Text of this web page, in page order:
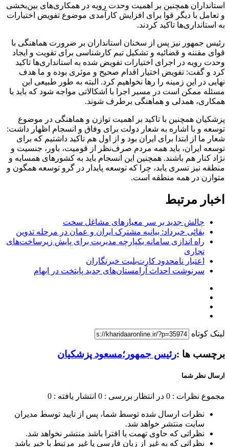
استانداران همچنین بر اهمیت وحدت رویه در همکاری‌های بین‌بخشی
و تعامل با دیگر قوا برای افزایش کارآمدی موضوع تفویض اختیارات
به استانداری‌ها تاکید کردند.
رئیس جمهور نیز پس از سخنان استانداران بر ضرورت هماهنگی با
قوای مقننه و قضائیه و تشکیل تیم کارشناسی برای تقویت و ایجاد
وحدت رویه در اجرای اختیارات تفویض شده به استانداری‌ها تاکید
کرد و گفت: تفویض اختیار اقدام صحیح و موثری بوده و ما هدف
نهایی در این زمینه را رها نخواهیم کرد. البته به طور طبیعی این
مسئله ممکن است در مسیر اجرا با اشکالاتی مواجه شود که باید با
همکاری، همدلی و هماهنگی برطرف شوند.
پزشکیان همچنین با تاکید بر اهمیت توازن و هماهنگی در موضوع
توسعه و با اشاره به شعار دولت برای وفاق و انسجام اظهار داشت:
شعار ما از ابتدا برای ایران بود و از اول هم تاکید داشتیم که برای
توسعه ایران، باید همه مردم صرف‌نظر از قومیت، باور، جنسیت و
نژاد کنار هم باشند. همچنین این انسجام باید به کشورهای همسایه و
منطقه نیز تسری یابد، چرا که توسعه پایدار در گرو توسعه همگون و
متوازن در همه منطقه است.
اخبار مرتبط
چالش جدید بر سر معیارهای مشاغل سخت
بقائی خبرداد: بیانیه مشترک ایران و عمان در مرحله تدوین
راه اندازی سامانه یکپارچه مدیریت برای پایش زیرساخت‌های
تجاری
اعتبار نامحدود کارت‌بلیت خبرنگاران
سرنوشت احداث آرامستان‌های جدید پایتخت در ابهام
لینک کوتاه
برچسب ها :رئیس جمهور؛مسعود پزشکیان
ارسال نظر شما
مجموع نظرات : 0 در انتظار بررسی : 0 انتشار یافته : 0
نظرات ارسال شده توسط شما، پس از تایید توسط مدیران
سایت منتشر خواهد شد.
نظراتی که حاوی تهمت یا افترا باشد منتشر نخواهد شد.
نظراتی که به غیر از زبان فارسی یا غیر مرتبط با خبر باشد